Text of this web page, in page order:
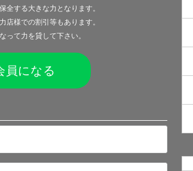
全する大きな力となります。
店様での割引等もあります。
って力を貸して下さい。
員になる